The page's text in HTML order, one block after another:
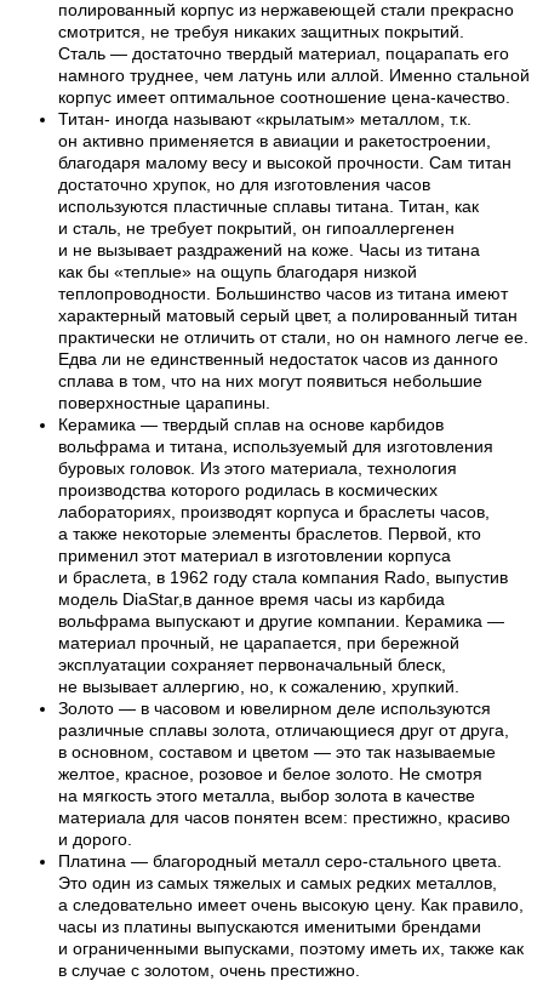
полированный корпус из нержавеющей стали прекрасно
смотрится, не требуя никаких защитных покрытий.
Сталь — достаточно твердый материал, поцарапать его
намного труднее, чем латунь или аллой. Именно стальной
корпус имеет оптимальное соотношение цена-качество.
Титан- иногда называют «крылатым» металлом, т.к.
он активно применяется в авиации и ракетостроении,
благодаря малому весу и высокой прочности. Сам титан
достаточно хрупок, но для изготовления часов
используются пластичные сплавы титана. Титан, как
и сталь, не требует покрытий, он гипоаллергенен
и не вызывает раздражений на коже. Часы из титана
как бы «теплые» на ощупь благодаря низкой
теплопроводности. Большинство часов из титана имеют
характерный матовый серый цвет, а полированный титан
практически не отличить от стали, но он намного легче ее.
Едва ли не единственный недостаток часов из данного
сплава в том, что на них могут появиться небольшие
поверхностные царапины.
Керамика — твердый сплав на основе карбидов
вольфрама и титана, используемый для изготовления
буровых головок. Из этого материала, технология
производства которого родилась в космических
лабораториях, производят корпуса и браслеты часов,
а также некоторые элементы браслетов. Первой, кто
применил этот материал в изготовлении корпуса
и браслета, в 1962 году стала компания Rado, выпустив
модель DiaStar,в данное время часы из карбида
вольфрама выпускают и другие компании. Керамика —
материал прочный, не царапается, при бережной
эксплуатации сохраняет первоначальный блеск,
не вызывает аллергию, но, к сожалению, хрупкий.
Золото — в часовом и ювелирном деле используются
различные сплавы золота, отличающиеся друг от друга,
в основном, составом и цветом — это так называемые
желтое, красное, розовое и белое золото. Не смотря
на мягкость этого металла, выбор золота в качестве
материала для часов понятен всем: престижно, красиво
и дорого.
Платина — благородный металл серо-стального цвета.
Это один из самых тяжелых и самых редких металлов,
а следовательно имеет очень высокую цену. Как правило,
часы из платины выпускаются именитыми брендами
и ограниченными выпусками, поэтому иметь их, также как
в случае с золотом, очень престижно.